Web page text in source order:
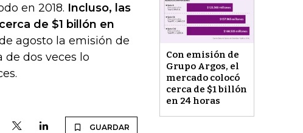
Con emisión de
Grupo Argos, el
mercado colocó
cerca de $1 billón
en 24 horas
en 2018. Incluso, las
de $1 billón en
agosto la emisión de
de dos veces lo
GUARDAR